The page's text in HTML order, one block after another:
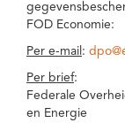
FOD Economie:
Per e-mail :
Per brief:
Federale
en Energie